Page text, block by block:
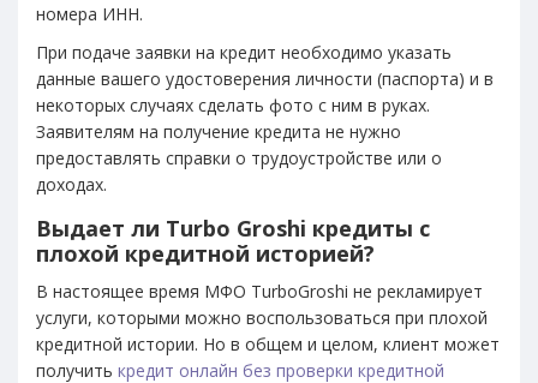
номера ИНН.
При подаче заявки на кредит необходимо указать
данные вашего удостоверения личности (паспорта) и в
некоторых случаях сделать фото с ним в руках.
Заявителям на получение кредита не нужно
предоставлять справки о трудоустройстве или о
доходах.
Выдает ли Turbo Groshi кредиты с
плохой кредитной историей?
В настоящее время МФО TurboGroshi не рекламирует
услуги, которыми можно воспользоваться при плохой
кредитной истории. Но в общем и целом, клиент может
получить кредит онлайн без проверки кредитной